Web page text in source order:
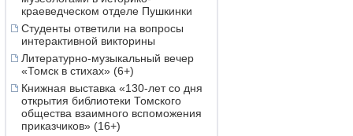
краеведческом отделе Пушкинки
Студенты ответили на вопросы
интерактивной викторины
Литературно-музыкальный вечер
«Томск в стихах» (6+)
Книжная выставка «130-лет со дня
открытия библиотеки Томского
общества взаимного вспоможения
приказчиков» (16+)